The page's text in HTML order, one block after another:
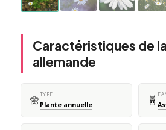
Caractéristiques de
allemande
🌼TYPE
Plante annuelle 🧬